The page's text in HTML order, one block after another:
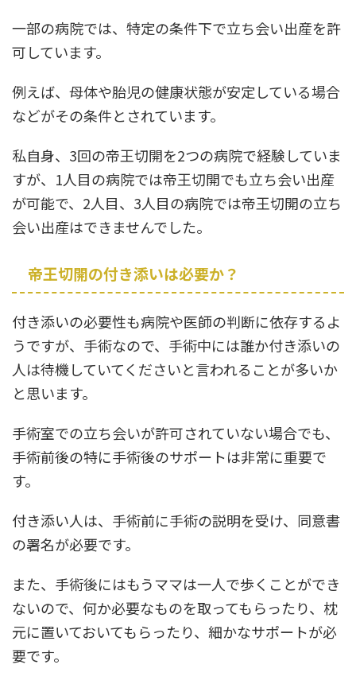
一部の病院では、特定の条件下で立ち会い出産を許
可しています。
例えば、母体や胎児の健康状態が安定している場合
などがその条件とされています。
私自身、3回の帝王切開を2つの病院で経験していま
すが、1人目の病院では帝王切開でも立ち会い出産
が可能で、2人目、3人目の病院では帝王切開の立ち
会い出産はできませんでした。
帝王切開の付き添いは必要か？
付き添いの必要性も病院や医師の判断に依存するよ
うですが、手術なので、手術中には誰か付き添いの
人は待機していてくださいと言われることが多いか
と思います。
手術室での立ち会いが許可されていない場合でも、
手術前後の特に手術後のサポートは非常に重要で
す。
付き添い人は、手術前に手術の説明を受け、同意書
の署名が必要です。
また、手術後にはもうママは一人で歩くことができ
ないので、何か必要なものを取ってもらったり、枕
元に置いておいてもらったり、細かなサポートが必
要です。